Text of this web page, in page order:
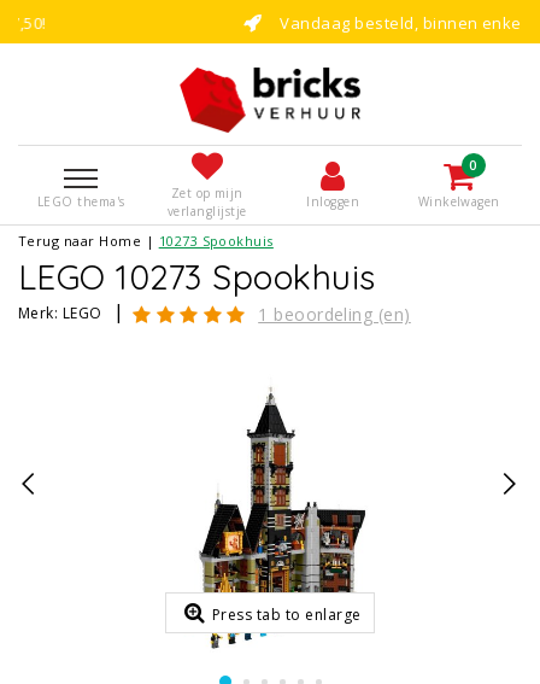
Vandaag besteld, binnen enkele dagen
LEGO thema's
Zet op mijn
verlanglijstje
Inloggen
0
Winkelwagen
Terug naar Home | 10273 Spookhuis
LEGO 10273 Spookhuis
Merk: LEGO | 1 beoordeling (en)
Press tab to enlarge